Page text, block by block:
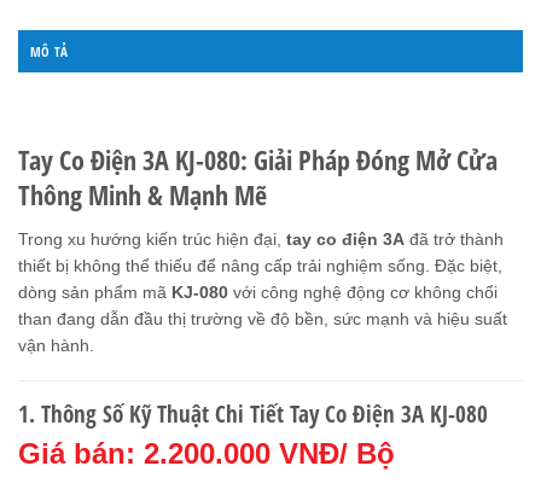
MÔ TẢ
Tay Co Điện 3A KJ-080: Giải Pháp Đóng Mở Cửa
Thông Minh & Mạnh Mẽ
Trong xu hướng kiến trúc hiện đại, tay co điện 3A đã trở thành
thiết bị không thể thiếu để nâng cấp trải nghiệm sống. Đặc biệt,
dòng sản phẩm mã KJ-080 với công nghệ động cơ không chổi
than đang dẫn đầu thị trường về độ bền, sức mạnh và hiệu suất
vận hành.
1. Thông Số Kỹ Thuật Chi Tiết Tay Co Điện 3A KJ-080
Giá bán: 2.200.000 VNĐ/ Bộ